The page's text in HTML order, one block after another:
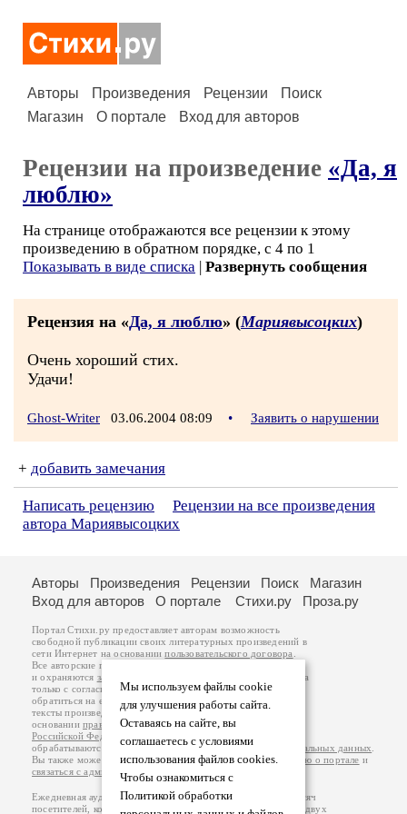
Авторы Произведения Рецензии
Поиск
Магазин
О портале Вход для авторов
Рецензии на произведение «Да, я
люблю»
На странице отображаются все рецензии к этому
произведению в обратном порядке, с 4 по 1
Показывать в виде списка | Развернуть сообщения
Рецензия на «Да, я люблю» (Мариявысоцких)
Очень хороший стих.
Удачи!
Ghost-Writer 03.06.2004 08:09 • Заявить о нарушении
+ добавить замечания
Написать рецензию
Рецензии на все произведения
автора Мариявысоцких
Мы используем файлы cookie
для улучшения работы сайта.
Оставаясь на сайте, вы
соглашаетесь с условиями
использования файлов cookies.
Чтобы ознакомиться с
Политикой обработки
Авторы Произведения Рецензии Поиск
Магазин
Вход для авторов
О портале Стихи.ру Проза.ру
Портал Стихи.ру предоставляет авторам возможность
свободной публикации своих литературных произведений в
сети Интернет на основаниипользовательского договора
Все авторские права на произведения принадлежат авторам
и охраняются законом
. Перепечатка произведений возможна
только с согласия его автора, к которому вы можете
обратиться на его авторской странице. Ответственность за
тексты произведений авторы несут самостоятельно на
основанииправил публикацииизаконодательства
Российской Федерации
обрабатываются на основанииПолитики обработки персональных данных
Вы также можете посмотреть более подробнуюинформацию о портале и
связаться с администрацией
Ежедневная аудитория портала Стихи.ру – порядка 200 тысяч
посетителей, которые в общей сумме просматривают более двух